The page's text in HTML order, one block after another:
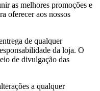
as melhores promoções e
oferecer aos nossos
de qualquer
da loja. O
de divulgação das
a qualquer